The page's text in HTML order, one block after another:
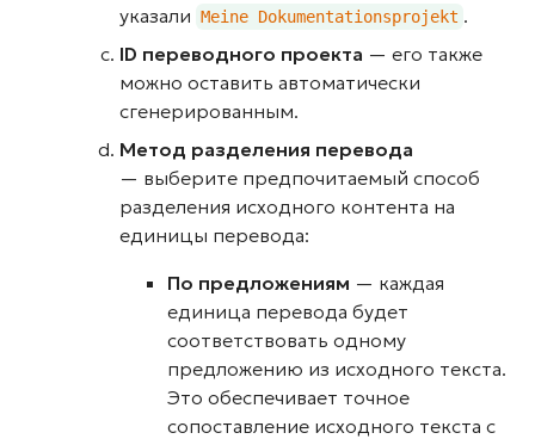
указали Meine Dokumentationsprojekt .
ID переводного проекта — его также
можно оставить автоматически
сгенерированным.
Метод разделения перевода
— выберите предпочитаемый способ
разделения исходного контента на
единицы перевода:
По предложениям — каждая
единица перевода будет
соответствовать одному
предложению из исходного текста.
Это обеспечивает точное
сопоставление исходного текста с